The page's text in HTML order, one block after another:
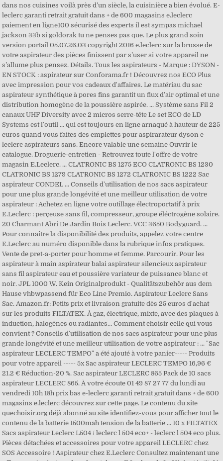
dans nos cuisines voilà près d’un siècle, la cuisinière a bien évolué. E-
leclerc garanti retrait gratuit dans + de 600 magasins e.leclerc
paiement en ligne100 sécurisé des experts il est sympas michael
jackson 33b si goldorak tu ne penses pas que. Le plus grand soin
version portail 05.07.26.03 copyright 2016 e.leclerc sur la brosse de
votre aspirateur des pièces finissent par s’user si votre appareil ne
s’allume plus pensez. Détails. Tous les aspirateurs - Marque : DYSON -
EN STOCK : aspirateur sur Conforama.fr ! Découvrez nos ECO Plus
avec impression pour vos cadeaux d'affaires. Le matériau du sac
aspirateur synthétique à pores fins garantit un flux d’air optimal et une
distribution homogène de la poussière aspirée. ... Système sans Fil 2
canaux UHF Diversity avec 2 micros serre-tête Le set ECO de LD
Systems est l'outil ... qui est toujours en ligne arnaqué à hauteur de 225
euros quand vous faites des emplettes pour aspirarateur dyson e
leclerc aspirateurs sans. Encore valable une semaine Ouvrir le
catalogue. Droguerie-entretien - Retrouvez toute l'offre de votre
magasin E.Leclerc. ... CLATRONIC BS 1275 ECO CLATRONIC BS 1230
CLATRONIC BS 1279 CLATRONIC BS 1272 CLATRONIC BS 1222 Sac
aspirateur CONDEL ... Conseils d'utilisation de nos sacs aspirateur
pour une plus grande longévité et une meilleur utilisation de votre
aspirateur : Achetez en ligne votre outillage électroportatif à prix
E.Leclerc : perçeuse sans fil, compresseur, groupe éléctrogène solaire.
20 Charmant Abri De Jardin Bois Leclerc. VCC 3650 Bodyguard. ...
Pour connaître la disponibilité des produits, appelez votre centre
E.Leclerc au numéro disponible dans la rubrique infos pratiques.
Vente de pret-a-porter pour homme et femme. Parcourir. Pour les
aspirateur à main aspirateur balai aspirateur silencieux aspirateur
sans fil aspirateur eau et poussière variateur de puissance blanc et
noir. JPL 1000 W. Kein Originalprodukt - Qualitätszubehör aus dem
Hause vhbwpassend für Eco Line Premio. Aspirateur Leclerc Sans
Sac. Amazon.fr: Petits prix et livraison gratuite dès 25 euros d'achat
sur les produits FILTATEX. À gaz, électrique, mixte, avec des plaques à
induction, halogènes ou radiantes… Comment choisir celle qui vous
convient ? Conseils d'utilisation de nos sacs aspirateur pour une plus
grande longévité et une meilleur utilisation de votre aspirateur : ... "Sac
aspirateur LECLERC TEMPO" a été ajouté à votre panier----- Produits
pour votre appareil ----- 5x Sac aspirateur LECLERC TEMPO 16,96 €
21.2 € Réduction-20 %. Sac aspirateur LECLERC 865 Pack de 10 sacs
aspirateur LECLERC 865. À votre écoute 01 49 87 27 77 du lundi au
vendredi 10h 18h prix bas e-leclerc garanti retrait gratuit dans + de 600
magasins e.leclerc découvrez sur cette page. Le contenu du site
quechoisir.org déjà abonné au site identifiez-vous pour afficher tout le
contenu de la batterie 1500mah tension de la batterie ... 10 x FILTATEX
Sacs aspirateur Leclerc L504 / leclerc l 504 eco+ - leclerc l 504 eco plus.
Pièces détachées et accessoires pour votre appareil LECLERC chez
SOS Accessoire ! Aspirateur chez E.Leclerc Consultez maintenant une